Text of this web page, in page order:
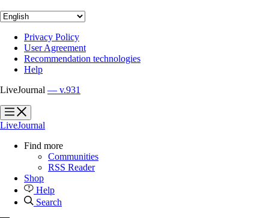
Privacy Policy
User Agreement
Recommendation technologies
Help
LiveJournal — v.931
?
?
LiveJournal
Find more
Communities
RSS Reader
Shop
Help
Search